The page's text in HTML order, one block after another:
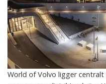
World of Volvo ligger